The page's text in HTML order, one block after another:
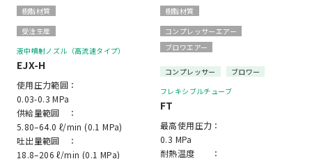
樹脂材質
受注生産
液中噴射ノズル（高流速タイプ）
EJX-H
使用圧力範囲：
0.03-0.3 MPa
供給量範囲 ：
5.80–64.0 ℓ/min (0.1 MPa)
吐出量範囲 ：
18.8–206 ℓ/min (0.1 MPa)
樹脂材質
コンプレッサーエアー
ブロワエアー
コンプレッサー
ブロワー
フレキシブルチューブ
FT
最高使用圧力：
0.3 MPa
耐熱温度 ：